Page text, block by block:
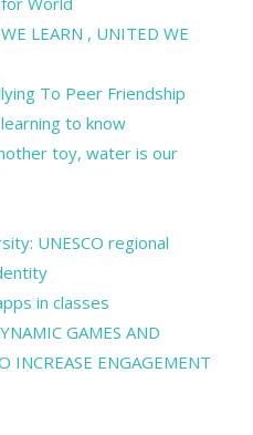
LEARN , UNITED WE
To Peer Friendship
to know
toy, water is our
UNESCO regional
in classes
GAMES AND
INCREASE ENGAGEMENT